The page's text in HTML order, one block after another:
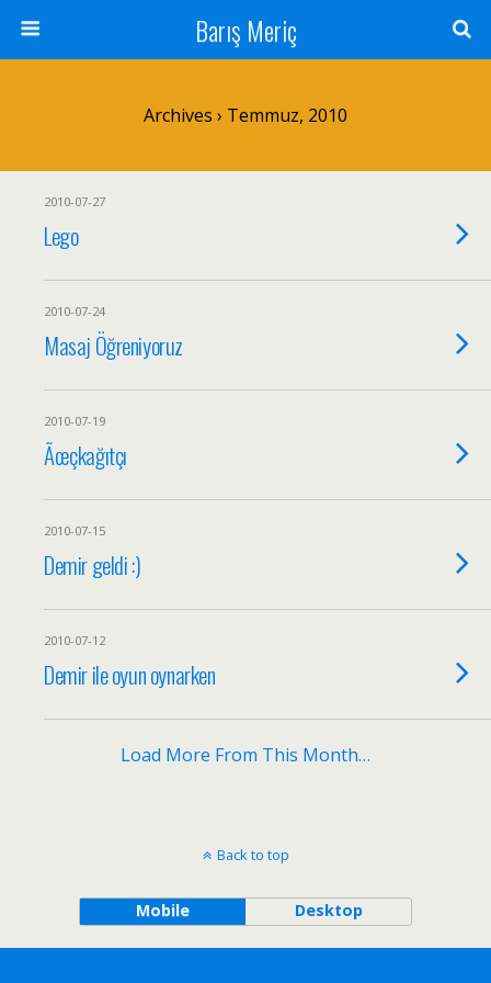
Barış Meriç
Archives › Temmuz, 2010
2010-07-27
Lego
2010-07-24
Masaj Öğreniyoruz
2010-07-19
Ãœçkağıtçı
2010-07-15
Demir geldi :)
2010-07-12
Demir ile oyun oynarken
Load More From This Month…
Back to top
Mobile Desktop